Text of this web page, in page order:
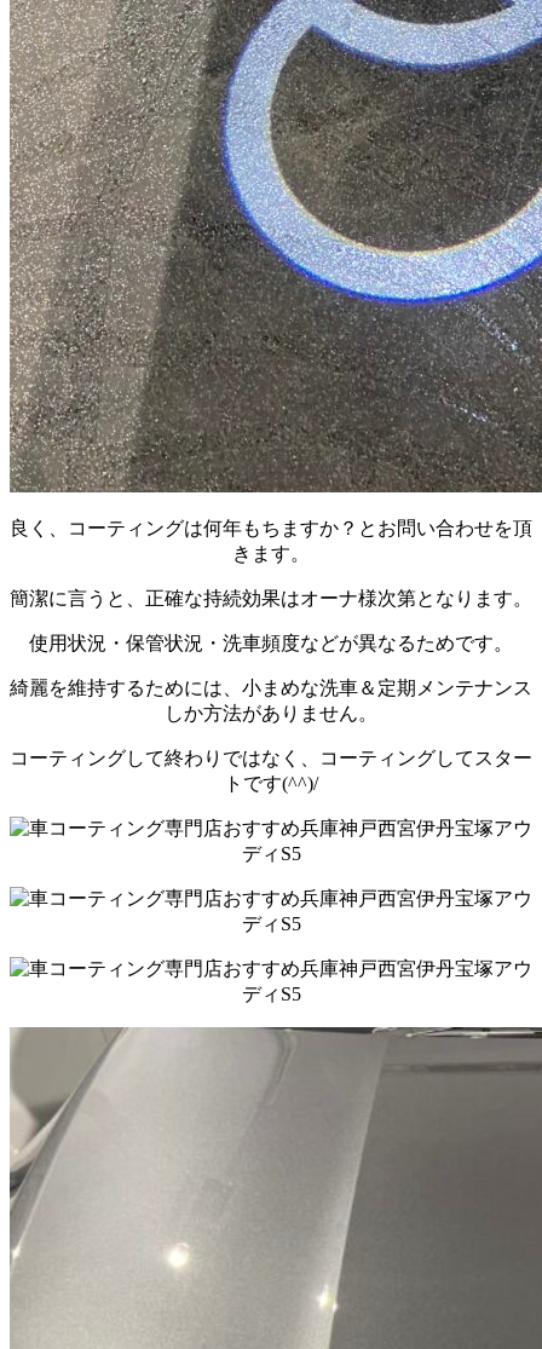
良く、コーティングは何年もちますか？とお問い合わせを頂
きます。
簡潔に言うと、正確な持続効果はオーナ様次第となります。
使用状況・保管状況・洗車頻度などが異なるためです。
綺麗を維持するためには、小まめな洗車＆定期メンテナンス
しか方法がありません。
コーティングして終わりではなく、コーティングしてスター
トです(^^)/